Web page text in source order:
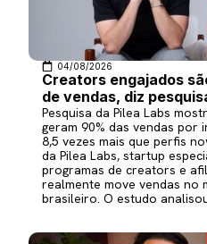
04/08/2026
Creators engajados
de vendas, diz
Pesquisa da Pilea Labs
geram 90% das vendas por
8,5 vezes mais que perfis
da Pilea Labs, startup
programas de creators e
realmente move vendas no
brasileiro. O estudo